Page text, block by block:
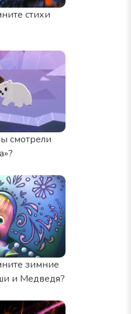
стихи
смотрели
зимние
и Медведя?